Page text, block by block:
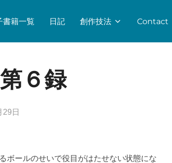
書籍一覧 日記 創作技法 Contact
６録
29日
ボールのせいで役目がはたせない状態にな